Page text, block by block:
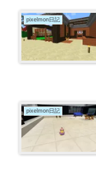
pixelmon日記
pixelmon日記